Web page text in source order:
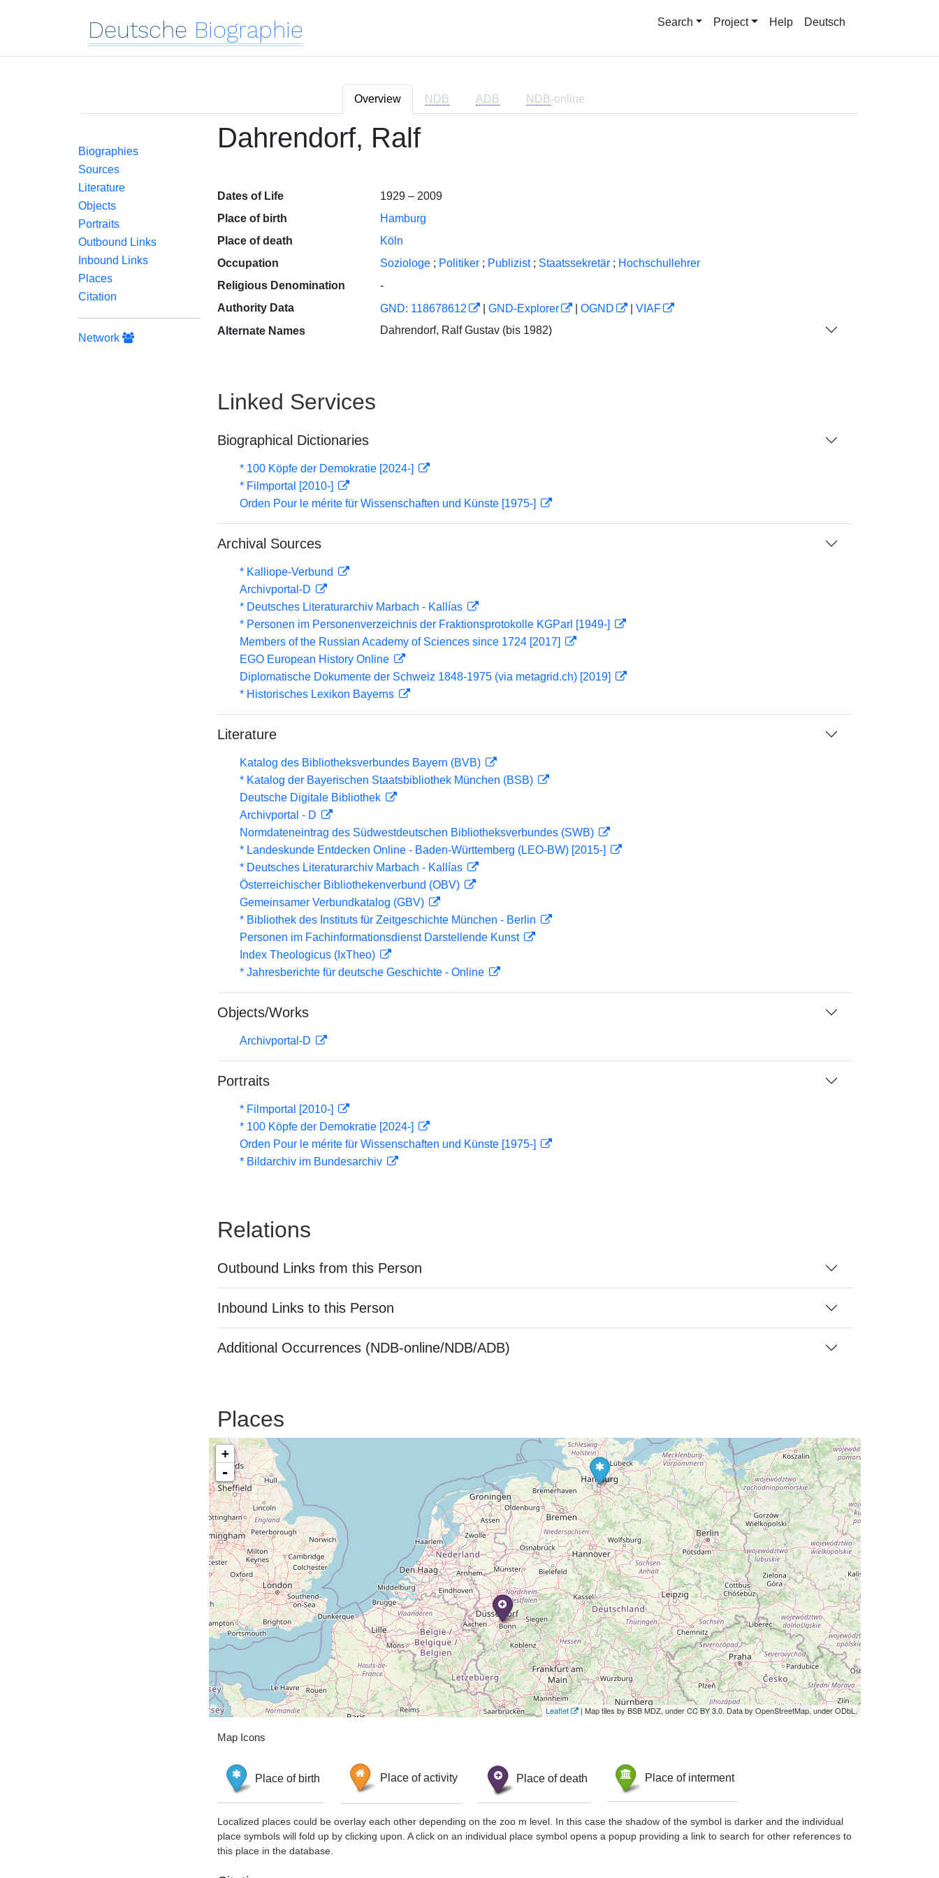
Deutsche Biographie Search Project Help Deutsch
Overview NDB ADB NDB-online
Biographies
Sources
Literature
Objects
Portraits
Outbound Links
Inbound Links
Places
Citation
Network
Dahrendorf, Ralf
Dates of Life
1929 – 2009
Place of birth
Hamburg
Place of death
Köln
Occupation
Soziologe ; Politiker ; Publizist ; Staatssekretär ; Hochschullehrer
Religious Denomination
-
Authority Data
GND: 118678612 GND-Explorer OGND
VIAF
Alternate Names
Dahrendorf, Ralf Gustav (bis 1982)
Linked Services
Biographical Dictionaries
* 100 Köpfe der Demokratie [2024-]
* Filmportal [2010-]
Orden Pour le mérite für Wissenschaften und Künste [1975-]
Archival Sources
* Kalliope-Verbund
Archivportal-D
* Deutsches Literaturarchiv Marbach - Kallías
* Personen im Personenverzeichnis der Fraktionsprotokolle KGParl [1949-]
Members of the Russian Academy of Sciences since 1724 [2017]
EGO European History Online
Diplomatische Dokumente der Schweiz 1848-1975 (via metagrid.ch) [2019]
* Historisches Lexikon Bayerns
Literature
Katalog des Bibliotheksverbundes Bayern (BVB)
* Katalog der Bayerischen Staatsbibliothek München (BSB)
Deutsche Digitale Bibliothek
Archivportal - D
Normdateneintrag des Südwestdeutschen Bibliotheksverbundes (SWB)
* Landeskunde Entdecken Online - Baden-Württemberg (LEO-BW) [2015-]
* Deutsches Literaturarchiv Marbach - Kallías
Österreichischer Bibliothekenverbund (OBV)
Gemeinsamer Verbundkatalog (GBV)
* Bibliothek des Instituts für Zeitgeschichte München - Berlin
Personen im Fachinformationsdienst Darstellende Kunst
Index Theologicus (IxTheo)
* Jahresberichte für deutsche Geschichte - Online
Objects/Works
Archivportal-D
Portraits
* Filmportal [2010-]
* 100 Köpfe der Demokratie [2024-]
Orden Pour le mérite für Wissenschaften und Künste [1975-]
* Bildarchiv im Bundesarchiv
Relations
Outbound Links from this Person
Inbound Links to this Person
Additional Occurrences (NDB-online/NDB/ADB)
Places
+
-
Leaflet | Map tiles by BSB MDZ, under CC BY 3.0. Data by OpenStreetMap, under ODbL.
Map Icons
Place of birth Place of activity Place of death Place of interment
Localized places could be overlay each other depending on the zoo m level. In this case the shadow of the symbol is darker and the individual
place symbols will fold up by clicking upon. A click on an individual place symbol opens a popup providing a link to search for other references to
this place in the database.